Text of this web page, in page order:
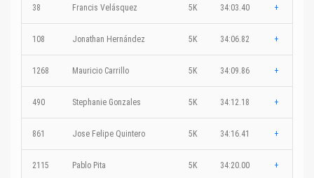
38 Francis Velásquez 5K 34:03.40 +
108 Jonathan Hernández 5K 34:06.82 +
1268 Mauricio Carrillo 5K 34:09.86 +
490 Stephanie Gonzales 5K 34:12.18 +
861 Jose Felipe Quintero 5K 34:16.41 +
2115 Pablo Pita 5K 34:20.00 +